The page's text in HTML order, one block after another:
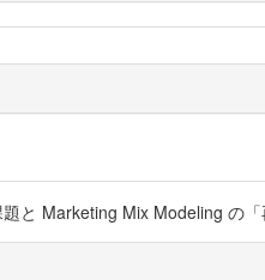
と Marketing Mix Modeling の